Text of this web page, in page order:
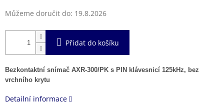
Můžeme doručit do: 19.8.2026
Přidat do košíku
Bezkontaktní snímač AXR-300/PK s PIN klávesnicí 125kHz, bez
vrchního krytu
Detailní informace